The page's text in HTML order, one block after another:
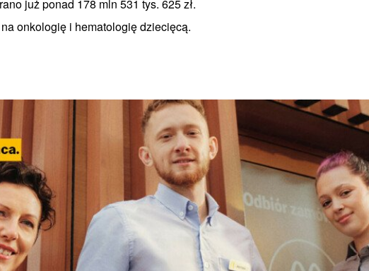
już ponad 178 mln 531 tys. 625 zł.
onkologię i hematologię dziecięcą.